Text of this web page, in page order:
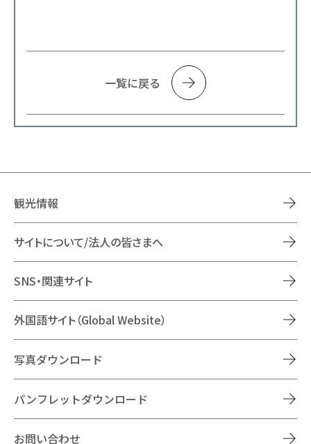
一覧に戻る
観光情報
サイトについて/法人の皆さまへ
SNS・関連サイト
外国語サイト（Global Website）
写真ダウンロード
パンフレットダウンロード
お問い合わせ